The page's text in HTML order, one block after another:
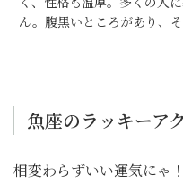
ん。腹黒いところがあり、
魚座のラッキーア
相変わらずいい運気にゃ